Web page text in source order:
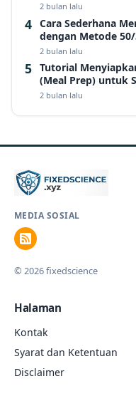
2 bulan lalu
Cara Sederhana
dengan Metode
2 bulan lalu
Tutorial
(Meal Prep) untuk
2 bulan lalu
MEDIA SOSIAL
© 2026 fixedscience
Halaman
Kontak
Syarat dan Ketentuan
Disclaimer